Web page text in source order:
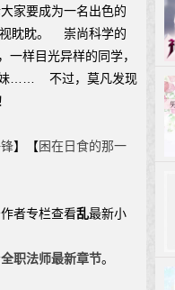
家要成为一名出色的
眈眈。 崇尚科学的
样目光异样的同学，
妹…… 不过，莫凡发现
】【困在日食的那一
者专栏查看乱最新小
全职法师最新章节。